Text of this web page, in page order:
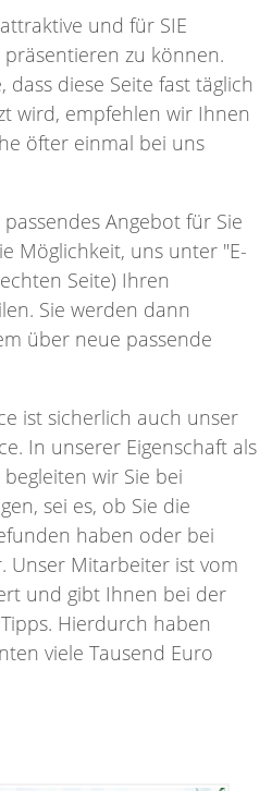
Haus
5
349.000 €
Wohnung
485 €
Grundstück
und für SIE
zu können.
diese Seite fast täglich
wird, empfehlen wir Ihnen
öfter einmal bei uns
Angebot für Sie
Möglichkeit, uns unter "E-
Seite) Ihren
Sie werden dann
über neue passende
ist sicherlich auch unser
In unserer Eigenschaft als
wir Sie bei
sei es, ob Sie die
haben oder bei
Unser Mitarbeiter ist vom
und gibt Ihnen bei der
Hierdurch haben
viele Tausend Euro